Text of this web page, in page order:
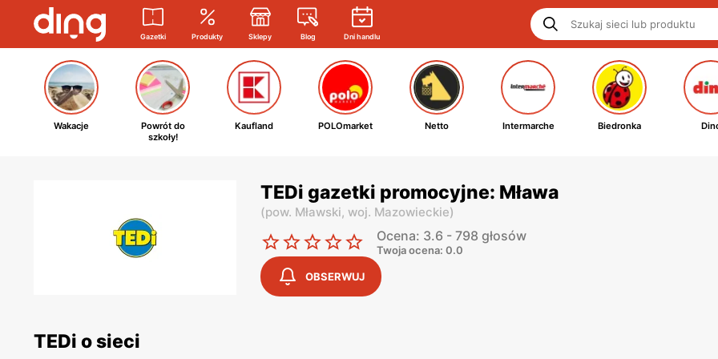
Gazetki Produkty Sklepy Blog Dni handlu
Wakacje
Powrót do
szkoły!
Kaufland POLOmarket Netto Intermarche Biedronka
TEDi gazetki promocyjne: Mława
(pow. Mławski, woj. Mazowieckie)
Ocena: 3.6 - 798 głosów
Twoja ocena: 0.0
OBSERWUJ
TEDi o sieci